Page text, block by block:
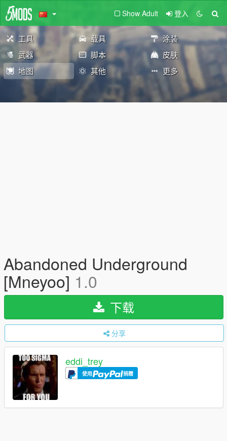
Show Adult 登入
工具 载具
涂装
武器
脚本
皮肤
地图
其他 更多
Abandoned Underground
[Mneyoo] 1.0
下载
分享
eddi_trey
使用 捐赠